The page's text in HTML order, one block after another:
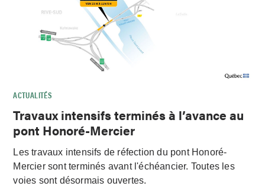
ACTUALITÉS
Travaux intensifs terminés à l’avance au
pont Honoré-Mercier
Les travaux intensifs de réfection du pont Honoré-
Mercier sont terminés avant l'échéancier. Toutes les
voies sont désormais ouvertes.